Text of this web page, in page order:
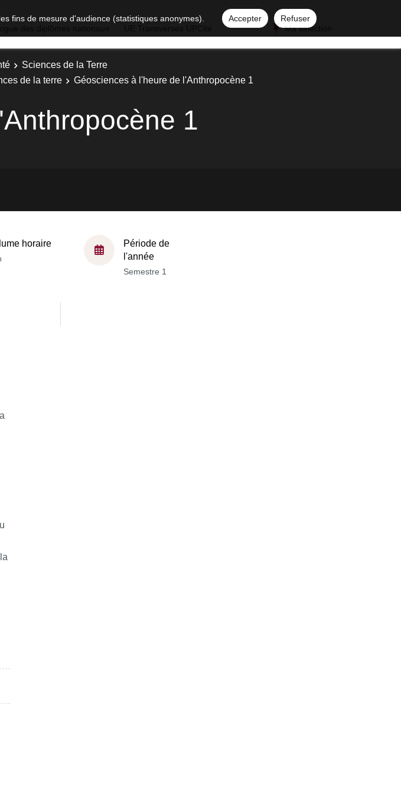
fins de mesure d'audience (statistiques anonymes). Accepter
Refuser
Ma sélection
Sciences de la Terre
de la terre Géosciences à l'heure de l'Anthropocène 1
1
horaire
Période de
l'année
Semestre 1